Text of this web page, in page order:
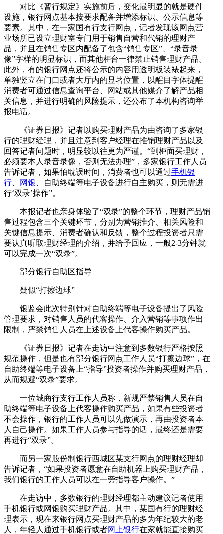
对比《暂行规定》实施前后，变化最明显的就是硬件
设施，银行网点基本按要求配备并增添标识、公示信息等
要素。其中，在一家国有行支行网点，记者发现该网点营
业场所已设立理财室专门用于销售自营和代销的理财产
品，并且在销售专区内配备了包含“销售专区”、“录音录
像”字样的明显标识，而其他柜台一律禁止销售理财产品。
此外，有的银行网点还将公示的内容用透明板装裱起来，
单独竖立在门口或者大厅内的显著位置，以醒目字体提醒
消费者可通过信息查询平台、网站或其他媒介了解产品相
关信息，并进行明确的风险提示，还公布了本机构咨询举
报电话。
《证券日报》记者以购买理财产品为由咨询了多家银
行的理财经理，并且注意到客户经理在推销理财产品以及
回答记者问题时，明显较以往更为严谨。“到柜面买理财，
必须要本人录音录像，否则无法办理”，多家银行工作人员
告诉记者，如果怕耽误时间，消费者也可以通过手机银
行
网银
、自助终端等电子设备进行自主购买，则无需进
行‘双录’操作”。
本报记者也亲身体验了“双录”的整个环节，理财产品销
售过程包含三个关键环节，分别为营销推介、相关风险和
关键信息提示、消费者确认和反馈，整个过程投资者只需
要认真听取理财经理的介绍，并给予回应，一般2-3分钟就
可以完成一次“双录”。
部分银行自助区指导
疑似“打擦边球”
银监会此次特别针对自助终端等电子设备提出了风险
管理要求，对销售人员的代客操作、介入营销等事项作出
限制，严禁销售人员在上述设备上代客操作购买产品。
《证券日报》记者在走访中注意到多数银行严格按照
规范操作，但是也有部分银行网点工作人员“打擦边球”，在
自助终端等电子设备上“指导”投资者操作并购买理财产品，
从而规避“双录”要求。
一位城商行支行工作人员称，新规严禁销售人员在自
助终端等电子设备上代客操作购买产品，如果有些投资者
不会操作，银行的工作人员可以先做演示，再由投资者本
人自己操作。如果工作人员参与指导的话，最终还是需要
再进行“双录”。
而另一家股份制银行西城区某支行网点的理财经理却
告诉记者，“如果投资者愿意在自助机器上购买理财产品，
我们银行的工作人员可以在一旁指导客户操作。”
在走访中，多数银行的理财经理都主动建议记者使用
手机银行或网银购买理财产品。其中，某国有行的理财经
理表示，现在来银行网点买理财产品的多为年纪较大的老
人，年轻人通过手机银行或者网上银行在家就能直接购买